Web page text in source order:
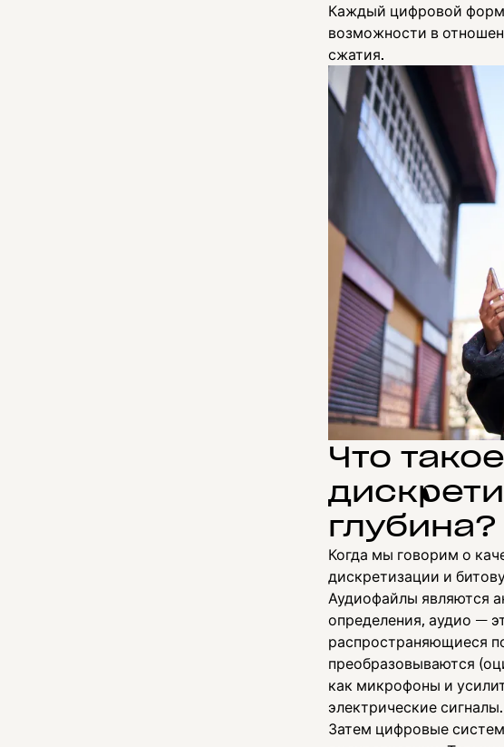
Каждый цифровой
возможности в
сжатия.
Что
глубина?
Когда мы говорим о
дискретизации и
Аудиофайлы являются
определения, аудио —
распространяющиеся
преобразовываются
как микрофоны и
электрические сигналы.
Затем цифровые